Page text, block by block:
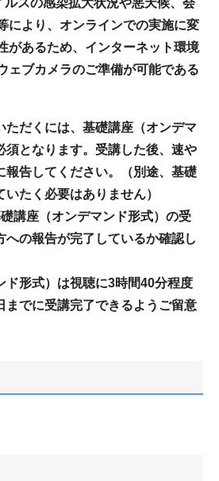
ルスの感染拡大状況や悪天候、会
により、オンラインでの実施に変
があるため、インターネット環境
ェブカメラのご準備が可能である
だくには、基礎講座（オンデマ
須となります。受講した後、速や
報告してください。（別途、基礎
たく必要はありません）
講座（オンデマンド形式）の受
への報告が完了しているか確認し
ド形式）は視聴に3時間40分程度
までに受講完了できるようご留意